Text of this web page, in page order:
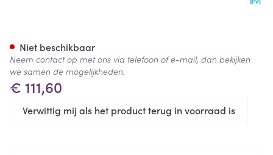
€ 111,60
Verwittig mij als het product terug in voorraad is
Niet beschikbaar
Neem contact op met ons via telefoon of e-mail, dan bekijken
we samen de mogelijkheden.